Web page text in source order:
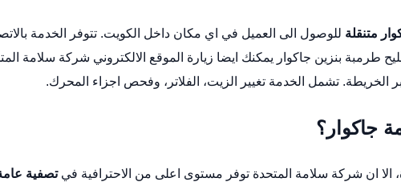
متنقلة للوصول الى العميل في اي مكان داخل الكويت. تتوفر الخدمة
طرمبة بنزين جاكوار يمكنك ايضا زيارة الموقع الالكتروني شركة سلامة
الخريطة. تشمل الخدمة تغيير الزيت، الفلاتر، وفحص اجزاء المحرك.
جاكوار؟
الا ان شركة سلامة المتحدة توفر مستوى اعلى من الاحترافية فيتصفية